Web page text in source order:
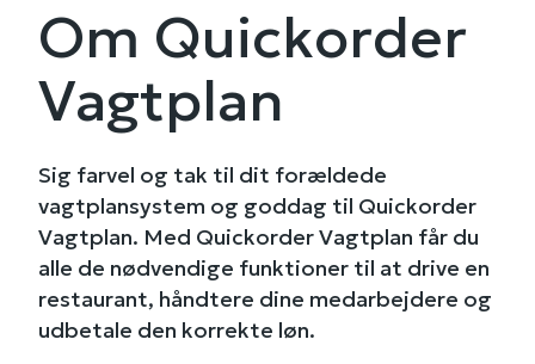
Om Quickorder
Vagtplan
Sig farvel og tak til dit forældede
vagtplansystem og goddag til Quickorder
Vagtplan. Med Quickorder Vagtplan får du
alle de nødvendige funktioner til at drive en
restaurant, håndtere dine medarbejdere og
udbetale den korrekte løn.